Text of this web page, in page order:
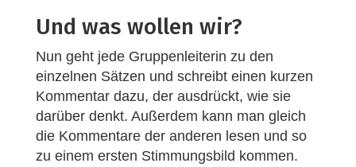
Und was wollen wir?
Nun geht jede Gruppenleiterin zu den
einzelnen Sätzen und schreibt einen kurzen
Kommentar dazu, der ausdrückt, wie sie
darüber denkt. Außerdem kann man gleich
die Kommentare der anderen lesen und so
zu einem ersten Stimmungsbild kommen.